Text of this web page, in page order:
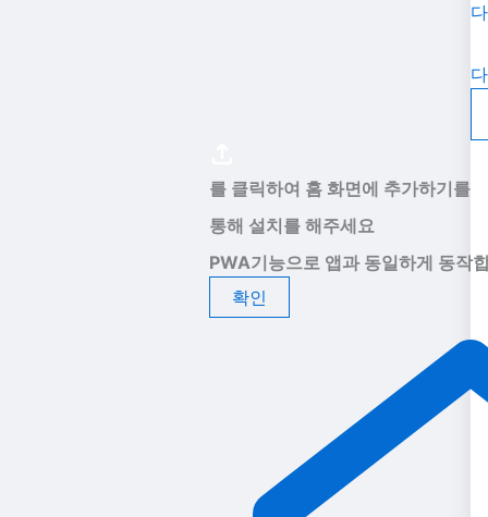
를 클릭하여 홈 화면에 추가하기를
통해 설치를 해주세요
PWA기능으로 앱과 동일하게 동작
확인